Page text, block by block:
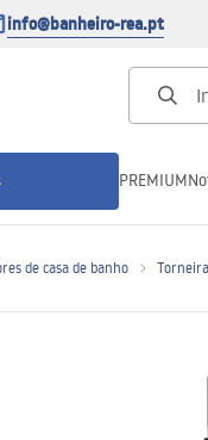
info@banheiro-rea.pt
PREMIUM
de casa de banho